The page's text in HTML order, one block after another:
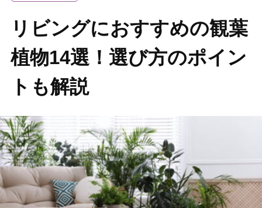
リビングにおすすめの観葉
植物14選！選び方のポイン
トも解説